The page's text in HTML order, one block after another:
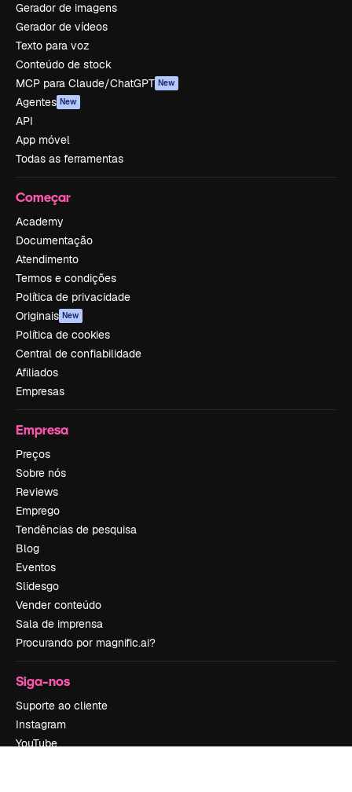
Gerador de imagens
Gerador de vídeos
Texto para voz
Conteúdo de stock
MCP para Claude/ChatGPT New
Agentes New
API
App móvel
Todas as ferramentas
Começar
Academy
Documentação
Atendimento
Termos e condições
Política de privacidade
Originais New
Política de cookies
Central de confiabilidade
Afiliados
Empresas
Empresa
Preços
Sobre nós
Reviews
Emprego
Tendências de pesquisa
Blog
Eventos
Slidesgo
Vender conteúdo
Sala de imprensa
Procurando por magnific.ai?
Siga-nos
Suporte ao cliente
Instagram
YouTube